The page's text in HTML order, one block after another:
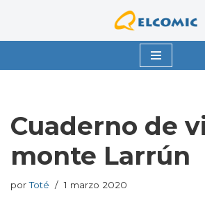
contenido
Cuaderno de
monte Larrún
porToté 1 marzo 2020